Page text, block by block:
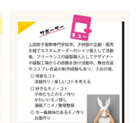
ん。 たくさんの資材と道具を使っ
て思い思いのモノづくりを楽しみ
ましょう！